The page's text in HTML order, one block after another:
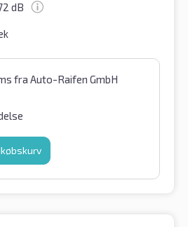
dB
fra Auto-Raifen GmbH